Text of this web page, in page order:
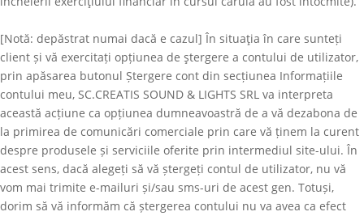
[Notă: depăstrat numai dacă e cazul] În situaţia în care sunteți
client și vă exercitați opțiunea de ştergere a contului de utilizator,
prin apăsarea butonul Ștergere cont din secțiunea Informațiile
contului meu, SC.CREATIS SOUND & LIGHTS SRL va interpreta
această acțiune ca opțiunea dumneavoastră de a vă dezabona de
la primirea de comunicări comerciale prin care vă ținem la curent
despre produsele și serviciile oferite prin intermediul site-ului. În
acest sens, dacă alegeți să vă ștergeți contul de utilizator, nu vă
vom mai trimite e-mailuri și/sau sms-uri de acest gen. Totuși,
dorim să vă informăm că ștergerea contului nu va avea ca efect